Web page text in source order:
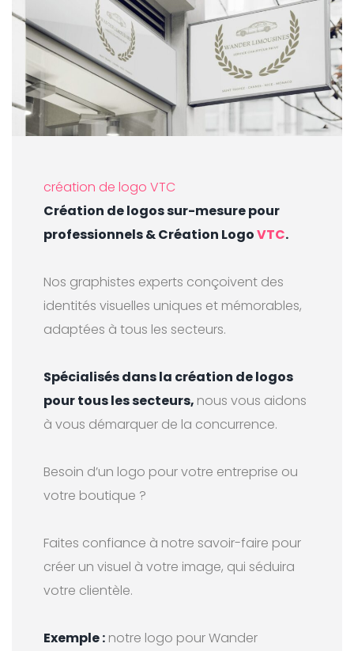
création de logo VTC
Création de logos sur-mesure pour
professionnels & Création LogoVTC.
Nos graphistes experts conçoivent des
identités visuelles uniques et mémorables,
adaptées à tous les secteurs.
Spécialisés dans la création de logos
pour tous les secteurs, nous vous aidons
à vous démarquer de la concurrence.
Besoin d’un logo pour votre entreprise ou
votre boutique ?
Faites confiance à notre savoir-faire pour
créer un visuel à votre image, qui séduira
votre clientèle.
Exemple : notre logo pour Wander